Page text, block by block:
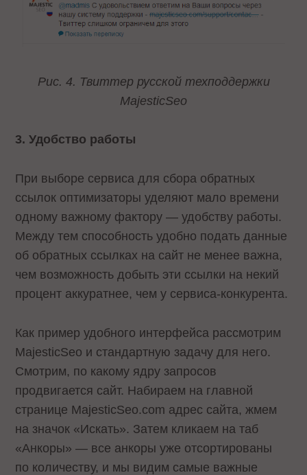
Рис. 4. Твиттер русской техподдержки
MajesticSeo
3. Удобство работы
При выборе сервиса для сбора обратных
ссылок оптимизаторы уделяют мало времени
одному важному фактору — удобству работы.
Между тем способность удобно подать данные
об обратных ссылках на сайт не менее важна,
чем возможность добыть эти ссылки на некий
процент аккуратнее, чем у сервиса-конкурента.
Как пример удобного интерфейса рассмотрим
MajesticSeo и стандартную задачу для него.
Смотрим, по какому ядру запросов
продвигается сайт. Набираем на главной
странице MajesticSeo.com адрес сайта, жмем
на значок «Искать». Затем кликаем на таб
«Анкоры» — все анкоры уже отсортированы
по количеству, и мы видим самые важные